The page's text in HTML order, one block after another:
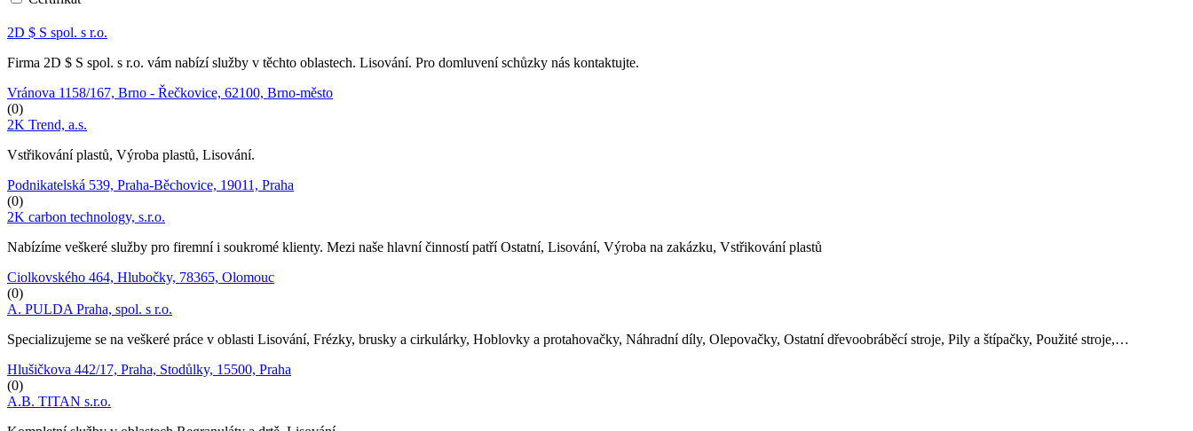
2D $ S spol. s r.o.
Firma 2D $ S spol. s r.o. vám nabízí služby v těchto oblastech. Lisování. Pro domluvení schůzky nás kontaktujte.
Vránova 1158/167, Brno - Řečkovice, 62100, Brno-město
(0)
2K Trend, a.s.
Vstřikování plastů, Výroba plastů, Lisování.
Podnikatelská 539, Praha-Běchovice, 19011, Praha
(0)
2K carbon technology, s.r.o.
Nabízíme veškeré služby pro firemní i soukromé klienty. Mezi naše hlavní činností patří Ostatní, Lisování, Výroba na zakázku, Vstřikování plastů
Ciolkovského 464, Hlubočky, 78365, Olomouc
(0)
A. PULDA Praha, spol. s r.o.
Specializujeme se na veškeré práce v oblasti Lisování, Frézky, brusky a cirkulárky, Hoblovky a protahovačky, Náhradní díly, Olepovačky, Ostatní dřevoobráběcí stroje, Pily a štípačky, Použité stroje,…
Hlušičkova 442/17, Praha, Stodůlky, 15500, Praha
(0)
A.B. TITAN s.r.o.